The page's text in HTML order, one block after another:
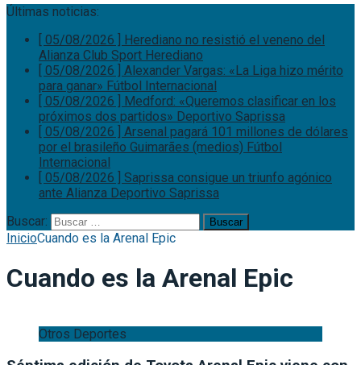
Últimas noticias:
[ 05/08/2026 ] Herediano no resistió el veneno del
Alianza Club Sport Herediano
[ 05/08/2026 ] Alexander Vargas: «La Liga hizo mérito
para ganar» Fútbol Internacional
[ 05/08/2026 ] Medford: «Queremos clasificar en los
próximos dos partidos» Deportivo Saprissa
[ 05/08/2026 ] Arsenal pagará 101 millones de dólares
por el brasileño Guimarães (medios) Fútbol
Internacional
[ 05/08/2026 ] Saprissa consigue un triunfo agónico
ante Alianza Deportivo Saprissa
Buscar:
InicioCuando es la Arenal Epic
Cuando es la Arenal Epic
Otros Deportes